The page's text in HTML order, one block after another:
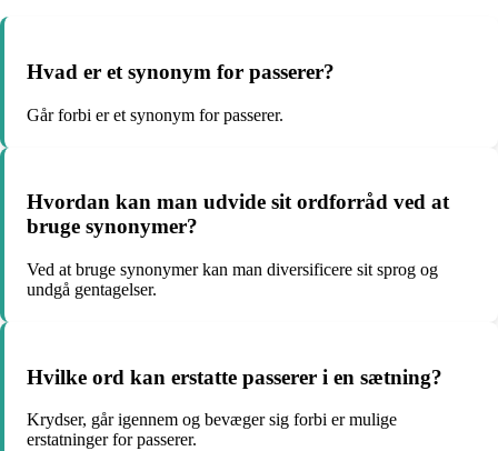
Hvad er et synonym for passerer?
Går forbi er et synonym for passerer.
Hvordan kan man udvide sit ordforråd ved at
bruge synonymer?
Ved at bruge synonymer kan man diversificere sit sprog og
undgå gentagelser.
Hvilke ord kan erstatte passerer i en sætning?
Krydser, går igennem og bevæger sig forbi er mulige
erstatninger for passerer.